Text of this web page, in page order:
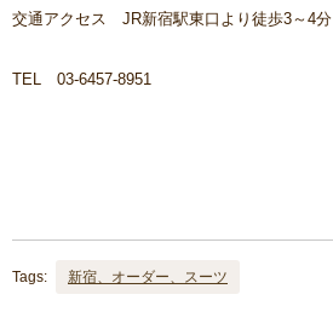
交通アクセス JR新宿駅東口より徒歩3～4分
TEL 03-6457-8951
Tags: 新宿、オーダー、スーツ